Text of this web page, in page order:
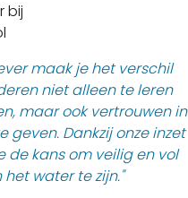
bij
maak je het verschil
niet alleen te leren
maar ook vertrouwen in
geven. Dankzij onze inzet
de kans om veilig en vol
het water te zijn."